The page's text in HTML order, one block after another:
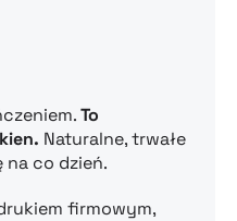
To
Naturalne, trwałe
na co dzień.
firmowym,